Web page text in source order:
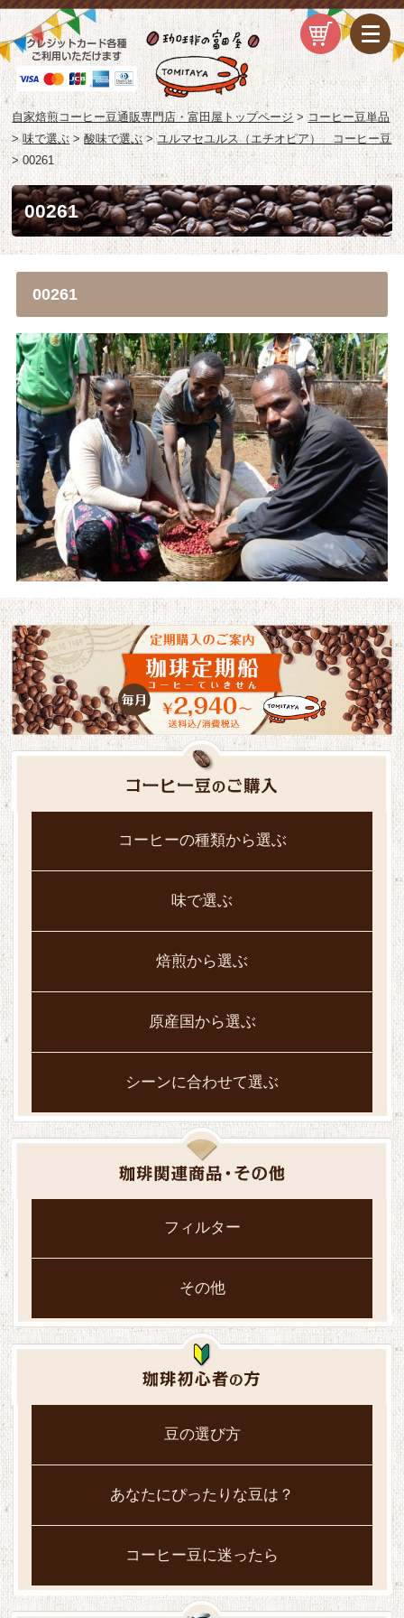
自家焙煎コーヒー豆通販専門店・富田屋トップページ>コーヒー豆単品
>味で選ぶ >酸味で選ぶ>ユルマセユルス（エチオピア） コーヒー豆
>00261
00261
00261
コーヒーの種類から選ぶ
味で選ぶ
焙煎から選ぶ
原産国から選ぶ
シーンに合わせて選ぶ
フィルター
その他
豆の選び方
あなたにぴったりな豆は？
コーヒー豆に迷ったら